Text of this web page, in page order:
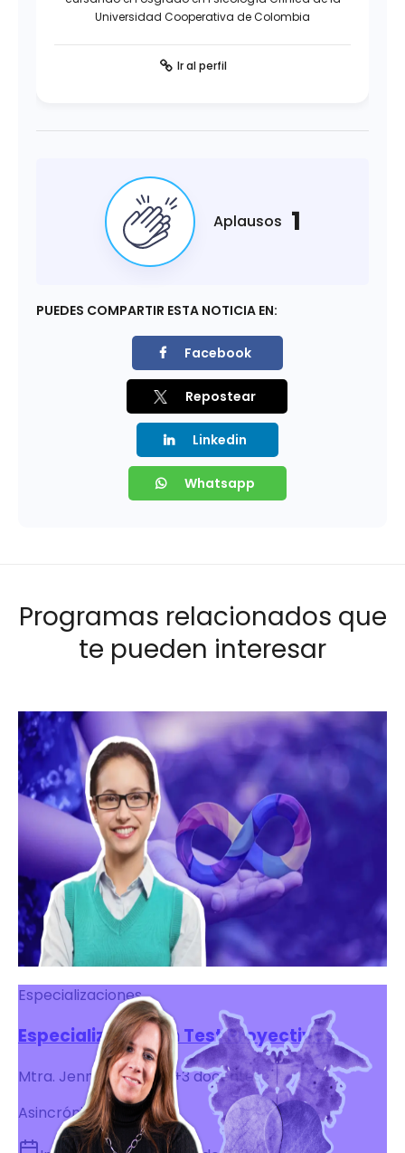
Universidad Cooperativa de Colombia
Ir al perfil
Aplausos 1
PUEDES COMPARTIR ESTA NOTICIA EN:
Facebook
Repostear
Linkedin
Whatsapp
Programas relacionados que
te pueden interesar